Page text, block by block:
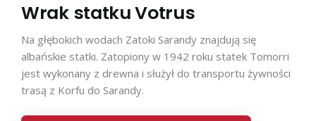
Wrak statku Votrus
Na głębokich wodach Zatoki Sarandy znajdują się
albańskie statki. Zatopiony w 1942 roku statek Tomorri
jest wykonany z drewna i służył do transportu żywności
trasą z Korfu do Sarandy.